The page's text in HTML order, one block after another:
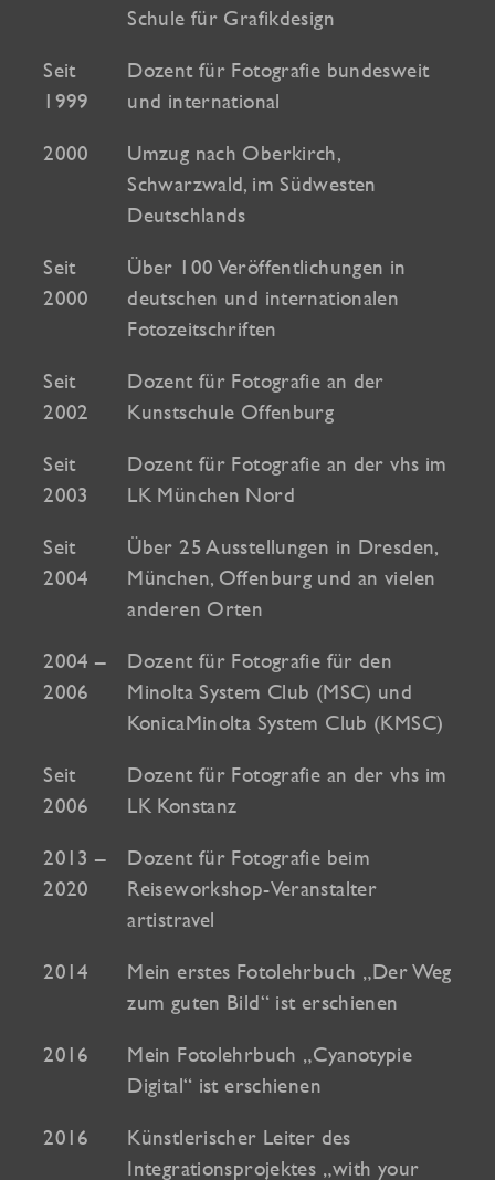
Schule für Grafikdesign
Seit
1999
Dozent für Fotografie bundesweit
und international
2000
Umzug nach Oberkirch,
Schwarzwald, im Südwesten
Deutschlands
Seit
2000
Über 100 Veröffentlichungen in
deutschen und internationalen
Fotozeitschriften
Seit
2002
Dozent für Fotografie an der
Kunstschule Offenburg
Seit
2003
Dozent für Fotografie an der vhs im
LK München Nord
Seit
2004
Über 25 Ausstellungen in Dresden,
München, Offenburg und an vielen
anderen Orten
2004 –
2006
Dozent für Fotografie für den
Minolta System Club (MSC) und
KonicaMinolta System Club (KMSC)
Seit
2006
Dozent für Fotografie an der vhs im
LK Konstanz
2013 –
2020
Dozent für Fotografie beim
Reiseworkshop-Veranstalter
artistravel
2014
Mein erstes Fotolehrbuch „Der Weg
zum guten Bild“ ist erschienen
2016
Mein Fotolehrbuch „Cyanotypie
Digital“ ist erschienen
2016
Künstlerischer Leiter des
Integrationsprojektes „with your